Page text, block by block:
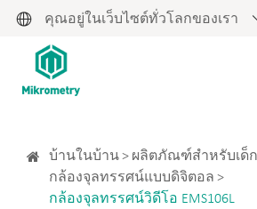
คุณอยู่ในเว็บไซต์ทั่วโลกของเรา
บ้านในบ้าน
ผลิตภัณฑ์สำหรับเด็ก
กล้องจุลทรรศน์แบบดิจิตอล
กล้องจุลทรรศน์วิดีโอ EMS106L